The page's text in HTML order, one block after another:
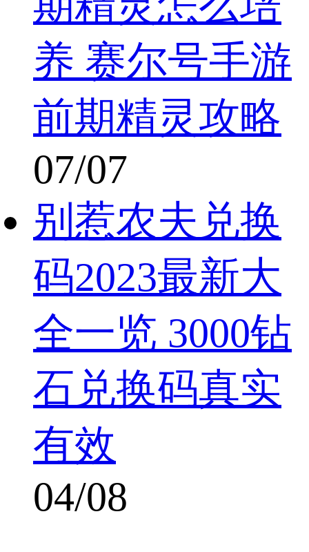
养 赛尔号手游
前期精灵攻略
07/07
别惹农夫兑换
码2023最新大
全一览 3000钻
石兑换码真实
有效
04/08